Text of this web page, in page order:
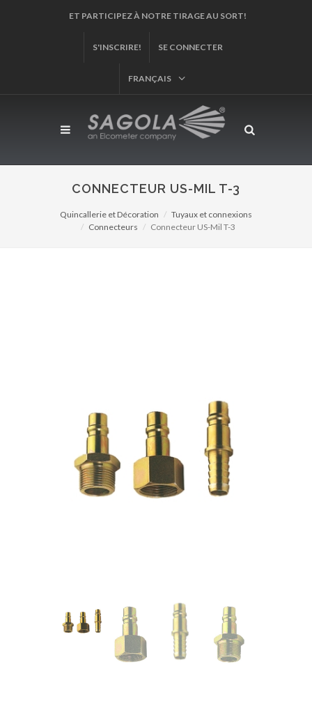
ET PARTICIPEZ À NOTRE TIRAGE AU SORT!
S'INSCRIRE! SE CONNECTER
FRANÇAIS
CONNECTEUR US-MIL T-3
Quincallerie et Décoration
Tuyaux et connexions
Connecteurs
Connecteur US-Mil T-3